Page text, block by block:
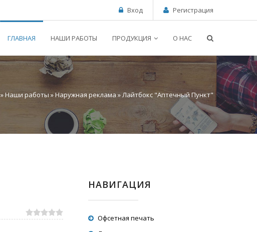
Вход Регистрация
ГЛАВНАЯ НАШИ РАБОТЫ ПРОДУКЦИЯ О НАС
»Наши работы »Наружная реклама » Лайтбокс "Аптечный Пункт"
НАВИГАЦИЯ
Офсетная печать